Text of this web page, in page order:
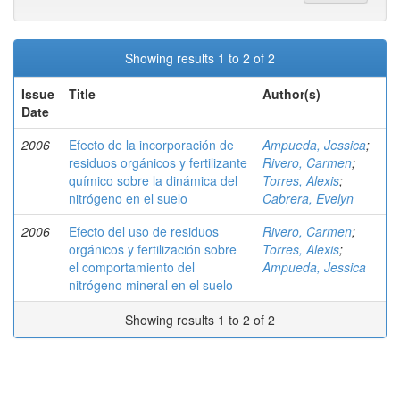
Showing results 1 to 2 of 2
Issue
Date
Title Author(s)
2006
Efecto de la incorporación de
residuos orgánicos y fertilizante
químico sobre la dinámica del
nitrógeno en el suelo
Ampueda, Jessica;
Rivero, Carmen;
Torres, Alexis;
Cabrera, Evelyn
2006
Efecto del uso de residuos
orgánicos y fertilización sobre
el comportamiento del
nitrógeno mineral en el suelo
Rivero, Carmen;
Torres, Alexis;
Ampueda, Jessica
Showing results 1 to 2 of 2